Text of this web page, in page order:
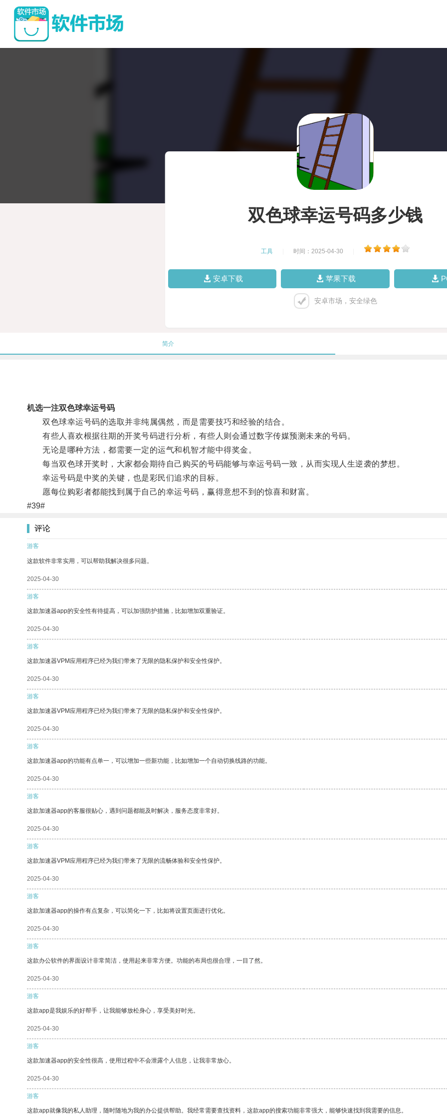
双色球幸运号码多少钱
工具 时间：2025-04-30
安卓下载 苹果下载
安卓市场，安全绿色
简介
机选一注双色球幸运号码
双色球幸运号码的选取并非纯属偶然，而是需要技巧和经验的结合。
有些人喜欢根据往期的开奖号码进行分析，有些人则会通过数字传媒预测未来的号码。
无论是哪种方法，都需要一定的运气和机智才能中得奖金。
每当双色球开奖时，大家都会期待自己购买的号码能够与幸运号码一致，从而实现人生逆袭的梦想。
幸运号码是中奖的关键，也是彩民们追求的目标。
愿每位购彩者都能找到属于自己的幸运号码，赢得意想不到的惊喜和财富。
#39#
评论
游客
这款软件非常实用，可以帮助我解决很多问题。
2025-04-30
游客
这款加速器app的安全性有待提高，可以加强防护措施，比如增加双重验证。
2025-04-30
游客
这款加速器VPM应用程序已经为我们带来了无限的隐私保护和安全性保护。
2025-04-30
游客
这款加速器VPM应用程序已经为我们带来了无限的隐私保护和安全性保护。
2025-04-30
游客
这款加速器app的功能有点单一，可以增加一些新功能，比如增加一个自动切换线路的功能。
2025-04-30
游客
这款加速器app的客服很贴心，遇到问题都能及时解决，服务态度非常好。
2025-04-30
游客
这款加速器VPM应用程序已经为我们带来了无限的流畅体验和安全性保护。
2025-04-30
游客
这款加速器app的操作有点复杂，可以简化一下，比如将设置页面进行优化。
2025-04-30
游客
这款办公软件的界面设计非常简洁，使用起来非常方便。功能的布局也很合理，一目了然。
2025-04-30
游客
这款app是我娱乐的好帮手，让我能够放松身心，享受美好时光。
2025-04-30
游客
这款加速器app的安全性很高，使用过程中不会泄露个人信息，让我非常放心。
2025-04-30
游客
这款app就像我的私人助理，随时随地为我的办公提供帮助。我经常需要查找资料，这款app的搜索功能非常强大，能够快速找到我需要的信息。